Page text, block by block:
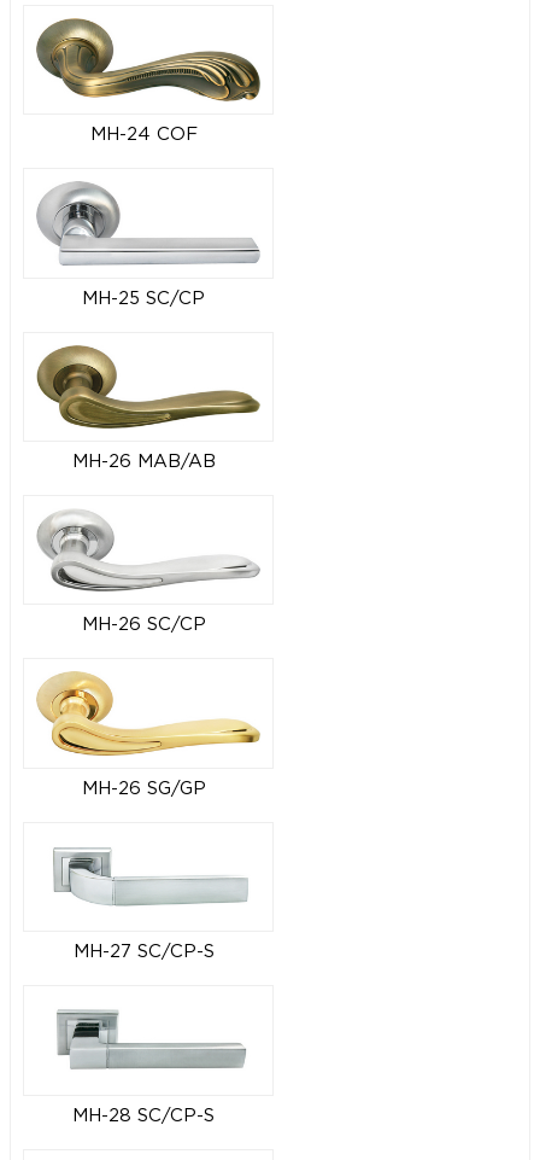
MH-24 COF
MH-25 SC/CP
MH-26 MAB/AB
MH-26 SC/CP
MH-26 SG/GP
MH-27 SC/CP-S
MH-28 SC/CP-S